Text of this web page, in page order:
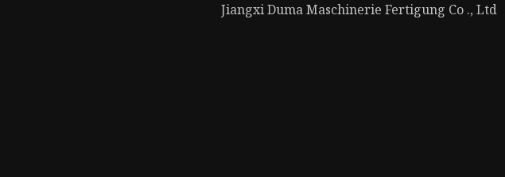
Jiangxi Duma Maschinerie Fertigung Co ., Ltd